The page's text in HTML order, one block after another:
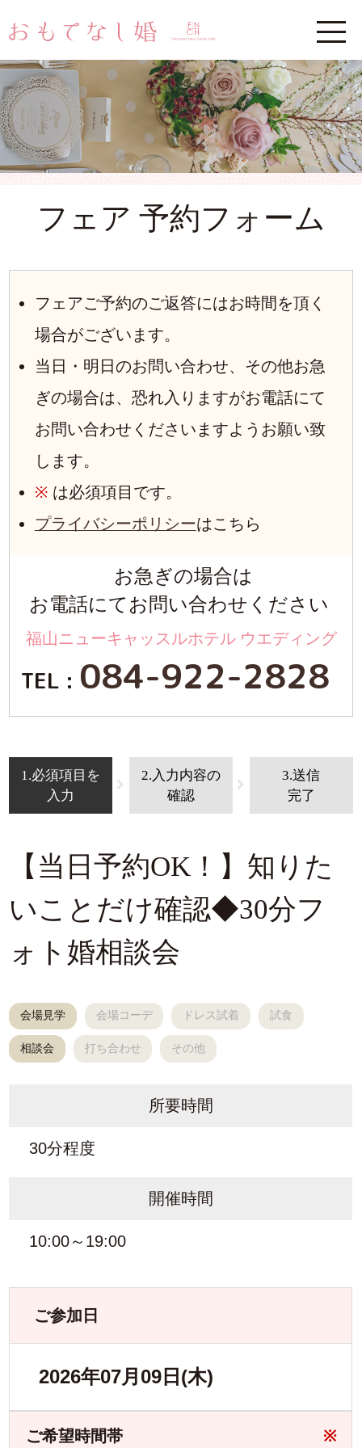
フェア 予約フォーム
フェアご予約のご返答にはお時間を頂く
場合がございます。
当日・明日のお問い合わせ、その他お急
ぎの場合は、恐れ入りますがお電話にて
お問い合わせくださいますようお願い致
します。
※ は必須項目です。
プライバシーポリシーはこちら
お急ぎの場合は
お電話にてお問い合わせください
福山ニューキャッスルホテル ウエディング
TEL : 084-922-2828
1.必須項目を
入力
2.入力内容の
確認
3.送信
完了
【当日予約OK！】知りた
いことだけ確認◆30分フ
ォト婚相談会
会場見学 会場コーデ ドレス試着 試食
相談会 打ち合わせ その他
所要時間
30分程度
開催時間
10:00～19:00
ご参加日
2026年07月09日(木)
ご希望時間帯 ※